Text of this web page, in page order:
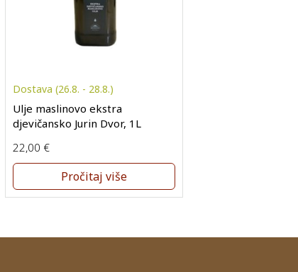
Matulić, 100ml količina
Dostava (26.8. - 28.8.)
Ulje maslinovo ekstra
djevičansko Jurin Dvor, 1L
22,00 €
Pročitaj više